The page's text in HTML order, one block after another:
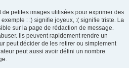
de petites images utilisées pour exprimer des
: :) signifie joyeux, :( signifie triste. La
sur la page de rédaction de message.
Ils peuvent rapidement rendre un
peut décider de les retirer ou simplement
peut aussi avoir défini un nombre